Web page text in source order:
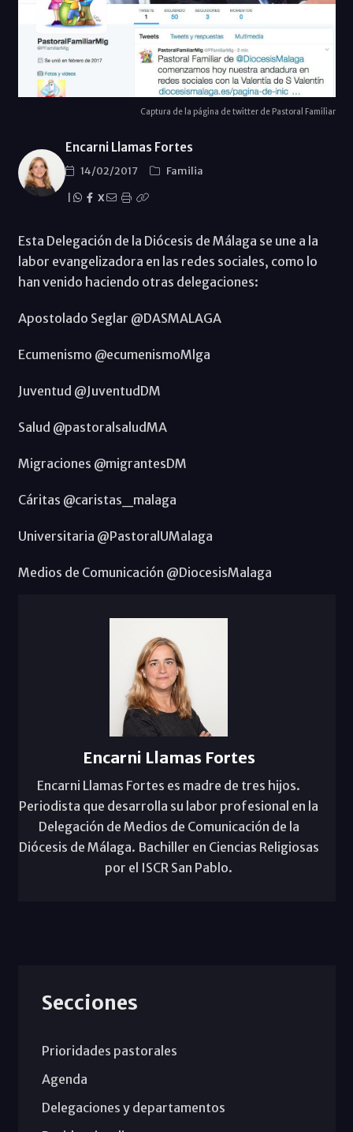
Captura de la página de twitter de Pastoral Familiar
Encarni Llamas Fortes
14/02/2017
Familia
X
Esta Delegación de la Diócesis de Málaga se une a la
labor evangelizadora en las redes sociales, como lo
han venido haciendo otras delegaciones:
Apostolado Seglar @DASMALAGA
Ecumenismo @ecumenismoMlga
Juventud @JuventudDM
Salud @pastoralsaludMA
Migraciones @migrantesDM
Cáritas @caristas_malaga
Universitaria @PastoralUMalaga
Medios de Comunicación @DiocesisMalaga
Encarni Llamas Fortes
Encarni Llamas Fortes es madre de tres hijos.
Periodista que desarrolla su labor profesional en la
Delegación de Medios de Comunicación de la
Diócesis de Málaga. Bachiller en Ciencias Religiosas
por el ISCR San Pablo.
Secciones
Prioridades pastorales
Agenda
Delegaciones y departamentos